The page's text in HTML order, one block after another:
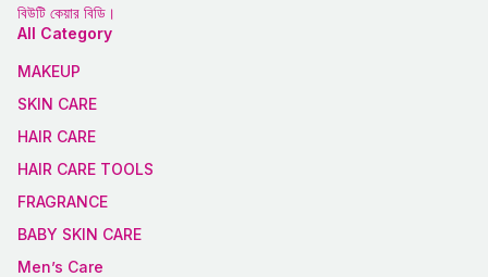
বিউটি কেয়ার বিডি।
All Category
MAKEUP
SKIN CARE
HAIR CARE
HAIR CARE TOOLS
FRAGRANCE
BABY SKIN CARE
Men’s Care